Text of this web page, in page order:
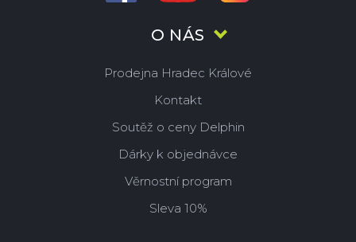
O NÁS
Prodejna Hradec Králové
Kontakt
Soutěž o ceny Delphin
Dárky k objednávce
Věrnostní program
Sleva 10%